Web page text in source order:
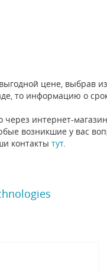
цене, выбрав
то информацию о
интернет-
возникшие у вас
контакты тут.